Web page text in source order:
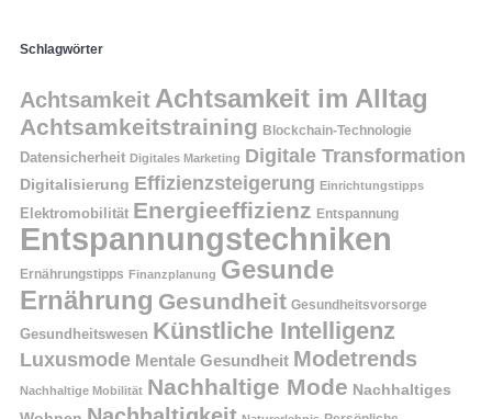
Schlagwörter
Achtsamkeit Achtsamkeit im Alltag
Achtsamkeitstraining Blockchain-Technologie
Datensicherheit Digitales Marketing Digitale Transformation
Digitalisierung Effizienzsteigerung Einrichtungstipps
Elektromobilität Energieeffizienz Entspannung
Entspannungstechniken
Ernährungstipps Finanzplanung Gesunde
Ernährung Gesundheit Gesundheitsvorsorge
Gesundheitswesen Künstliche Intelligenz
Luxusmode Mentale Gesundheit Modetrends
Nachhaltige Mobilität Nachhaltige Mode Nachhaltiges